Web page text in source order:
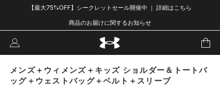
【最大75%OFF】シークレットセール開催中 ｜ 詳細はこちら
商品のお届けに関するお知らせ
メンズ＋ウィメンズ＋キッズ ショルダー＆トートバ
ッグ＋ウェストバッグ＋ベルト＋スリーブ